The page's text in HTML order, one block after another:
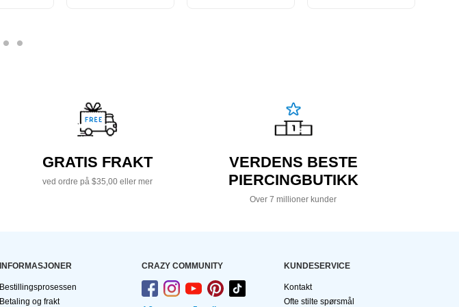
GRATIS FRAKT
ved ordre på $35,00 eller mer
VERDENS BESTE
PIERCINGBUTIKK
Over 7 millioner kunder
INFORMASJONER
Bestillingsprosessen
Betaling og frakt
CRAZY COMMUNITY KUNDESERVICE
Kontakt
Ofte stilte spørsmål